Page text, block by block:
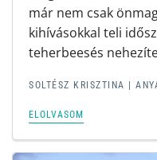
már nem csak
kihívásokkal teli
teherbeesés
SOLTÉSZ KRISZTINA |
ELOLVASOM